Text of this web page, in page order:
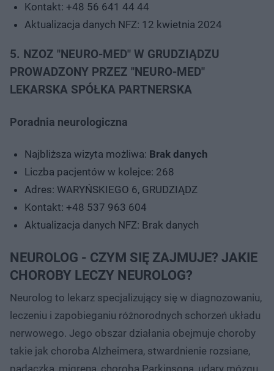
Kontakt: +48 56 641 44 44
Aktualizacja danych NFZ: 12 kwietnia 2024
5. NZOZ "NEURO-MED" W GRUDZIĄDZU
PROWADZONY PRZEZ "NEURO-MED"
LEKARSKA SPÓŁKA PARTNERSKA
Poradnia neurologiczna
Najbliższa wizyta możliwa: Brak danych
Liczba pacjentów w kolejce: 268
Adres: WARYŃSKIEGO 6, GRUDZIĄDZ
Kontakt: +48 537 963 604
Aktualizacja danych NFZ: Brak danych
NEUROLOG - CZYM SIĘ ZAJMUJE? JAKIE
CHOROBY LECZY NEUROLOG?
Neurolog to lekarz specjalizujący się w diagnozowaniu,
leczeniu i zapobieganiu różnorodnych schorzeń układu
nerwowego. Jego obszar działania obejmuje choroby
takie jak choroba Alzheimera, stwardnienie rozsiane,
padaczka, migrena, choroba Parkinsona, udary mózgu,